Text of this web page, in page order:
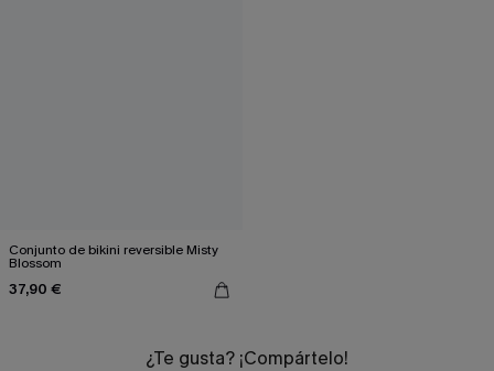
Conjunto de bikini reversible Misty
Blossom
37,90 €
¿Te gusta? ¡Compártelo!